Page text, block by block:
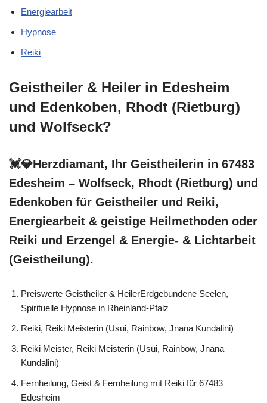
Energiearbeit
Hypnose
Reiki
Geistheiler & Heiler in Edesheim
und Edenkoben, Rhodt (Rietburg)
und Wolfseck?
💓️💎Herzdiamant, Ihr Geistheilerin in 67483
Edesheim – Wolfseck, Rhodt (Rietburg) und
Edenkoben für Geistheiler und Reiki,
Energiearbeit & geistige Heilmethoden oder
Reiki und Erzengel & Energie- & Lichtarbeit
(Geistheilung).
Preiswerte Geistheiler & HeilerErdgebundene Seelen,
Spirituelle Hypnose in Rheinland-Pfalz
Reiki, Reiki Meisterin (Usui, Rainbow, Jnana Kundalini)
Reiki Meister, Reiki Meisterin (Usui, Rainbow, Jnana
Kundalini)
Fernheilung, Geist & Fernheilung mit Reiki für 67483
Edesheim